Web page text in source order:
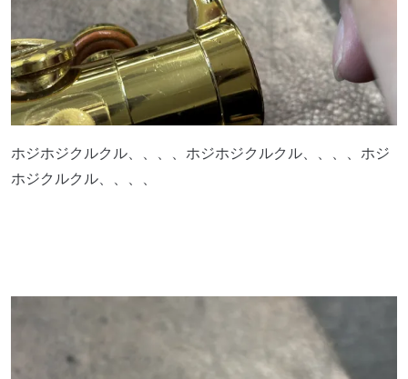
ホジホジクルクル、、、、ホジホジクルクル、、、、ホジ
ホジクルクル、、、、